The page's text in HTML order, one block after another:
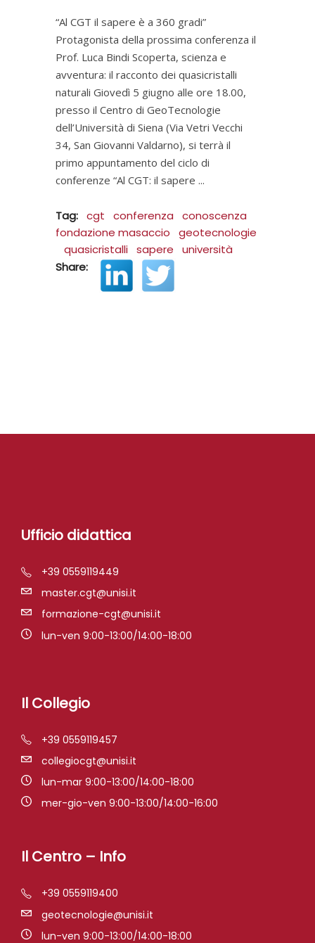
“Al CGT il sapere è a 360 gradi”
Protagonista della prossima conferenza il
Prof. Luca Bindi Scoperta, scienza e
avventura: il racconto dei quasicristalli
naturali Giovedì 5 giugno alle ore 18.00,
presso il Centro di GeoTecnologie
dell’Università di Siena (Via Vetri Vecchi
34, San Giovanni Valdarno), si terrà il
primo appuntamento del ciclo di
conferenze “Al CGT: il sapere
Tag: cgt conferenza
conoscenza
fondazione masaccio
geotecnologie
quasicristalli sapere
università
Share:
Ufficio didattica
+39 0559119449
master.cgt@unisi.it
formazione-cgt@unisi.it
lun-ven 9:00-13:00/14:00-18:00
Il Collegio
+39 0559119457
collegiocgt@unisi.it
lun-mar 9:00-13:00/14:00-18:00
mer-gio-ven 9:00-13:00/14:00-16:00
Il Centro – Info
+39 0559119400
geotecnologie@unisi.it
lun-ven 9:00-13:00/14:00-18:00